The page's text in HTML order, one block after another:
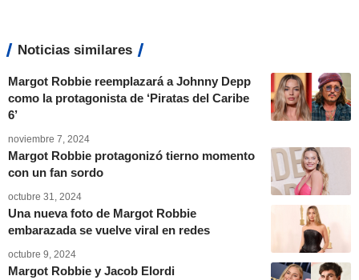
Noticias similares
Margot Robbie reemplazará a Johnny Depp
como la protagonista de ‘Piratas del Caribe
6’
noviembre 7, 2024
Margot Robbie protagonizó tierno momento
con un fan sordo
octubre 31, 2024
Una nueva foto de Margot Robbie
embarazada se vuelve viral en redes
octubre 9, 2024
Margot Robbie y Jacob Elordi